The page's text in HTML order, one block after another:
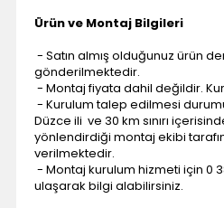
Ürün ve Montaj Bilgileri
- Satın almış olduğunuz ürün
gönderilmektedir.
- Montaj fiyata dahil değildir.
- Kurulum talep edilmesi
Düzce ili ve 30 km sınırı
yönlendirdiği montaj ekibi
verilmektedir.
- Montaj kurulum hizmeti için 0
ulaşarak bilgi alabilirsiniz.